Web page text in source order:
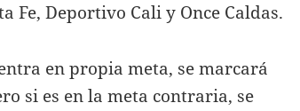
Fe, Deportivo Cali y Once Caldas.
en propia meta, se marcará
si es en la meta contraria, se